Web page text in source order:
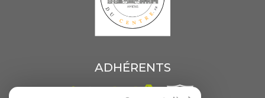
ADHÉRENTS